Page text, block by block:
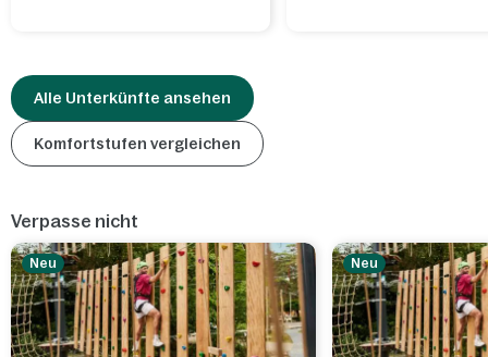
Alle Unterkünfte ansehen
Komfortstufen vergleichen
Verpasse nicht
Neu Neu